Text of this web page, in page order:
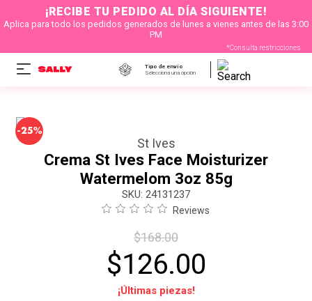
¡RECIBE TU PEDIDO AL DÍA SIGUIENTE!
Aplica para todo los pedidos generados de lunes a vienes antes de las 3:00
PM
*Consulta restricciones
Tipo de envío
Selecciona una opción
-25%
St Ives
Crema St Ives Face Moisturizer
Watermelom 3oz 85g
: 24131237
Reviews
$168.00
$126.00
¡Últimas piezas!